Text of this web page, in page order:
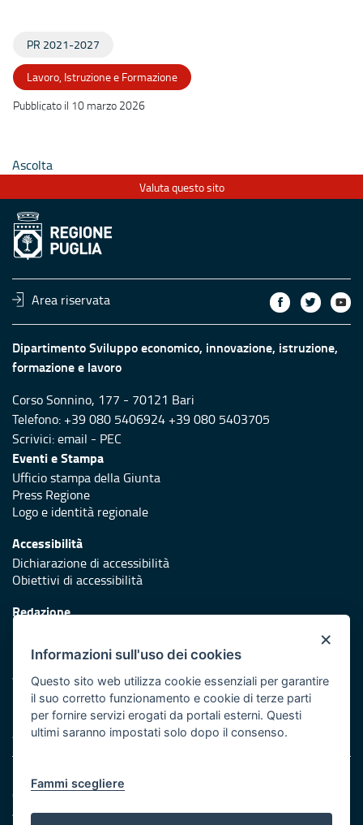
PR 2021-2027
Lavoro, Istruzione e Formazione
Pubblicato il 10 marzo 2026
Ascolta
Valuta questo sito
Area riservata
Dipartimento Sviluppo economico, innovazione, istruzione,
formazione e lavoro
Corso Sonnino, 177 - 70121 Bari
Telefono: +39 080 5406924 +39 080 5403705
Scrivici:email - PEC
Eventi e Stampa
Ufficio stampa della Giunta
Press Regione
Logo e identità regionale
Accessibilità
Dichiarazione di accessibilità
Obiettivi di accessibilità
Redazione
Protezione civile
Vai al sito di Protezione Civile Puglia
Iniziativa finanziata con risorse del POR Puglia 2014/2020 -
Asse XI
Note legali
Cookie e privacy
Amministrazione trasparente
×
Informazioni sull'uso dei cookies
Questo sito web utilizza cookie essenziali per garantire
il suo corretto funzionamento e cookie di terze parti
per fornire servizi erogati da portali esterni. Questi
ultimi saranno impostati solo dopo il consenso.
Fammi scegliere